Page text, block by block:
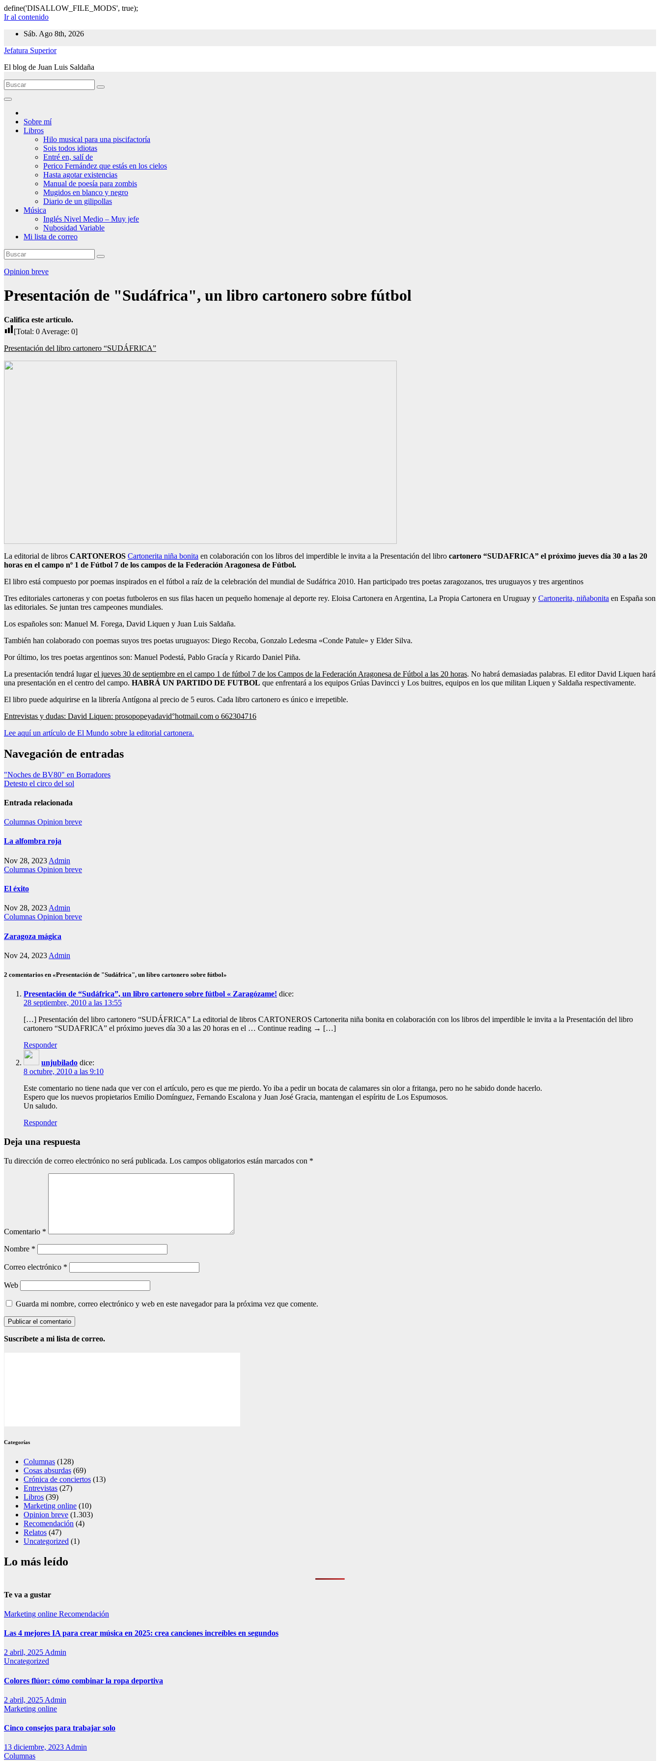
define('DISALLOW_FILE_MODS', true);
Ir al contenido
Sáb. Ago 8th, 2026
Jefatura Superior
El blog de Juan Luis Saldaña
Sobre mí
Libros
Hilo musical para una piscifactoría
Sois todos idiotas
Entré en, salí de
Perico Fernández que estás en los cielos
Hasta agotar existencias
Manual de poesía para zombis
Mugidos en blanco y negro
Diario de un gilipollas
Música
Inglés Nivel Medio – Muy jefe
Nubosidad Variable
Mi lista de correo
Opinion breve
Presentación de "Sudáfrica", un libro cartonero sobre fútbol
Califica este artículo.
[Total: 0 Average: 0]
Presentación del libro cartonero “SUDÁFRICA”
La editorial de libros CARTONEROS Cartonerita niña bonita en colaboración con los libros del imperdible le invita a la Presentación del libro cartonero “SUDAFRICA” el próximo jueves día 30 a las 20
horas en el campo nº 1 de Fútbol 7 de los campos de la Federación Aragonesa de Fútbol.
El libro está compuesto por poemas inspirados en el fútbol a raíz de la celebración del mundial de Sudáfrica 2010. Han participado tres poetas zaragozanos, tres uruguayos y tres argentinos
Tres editoriales cartoneras y con poetas futboleros en sus filas hacen un pequeño homenaje al deporte rey. Eloisa Cartonera en Argentina, La Propia Cartonera en Uruguay y Cartonerita, niñabonita en España son
las editoriales. Se juntan tres campeones mundiales.
Los españoles son: Manuel M. Forega, David Liquen y Juan Luis Saldaña.
También han colaborado con poemas suyos tres poetas uruguayos: Diego Recoba, Gonzalo Ledesma «Conde Patule» y Elder Silva.
Por último, los tres poetas argentinos son: Manuel Podestá, Pablo Gracía y Ricardo Daniel Piña.
La presentación tendrá lugarel jueves 30 de septiembre en el campo 1 de fútbol 7 de los Campos de la Federación Aragonesa de Fútbol a las 20 horas. No habrá demasiadas palabras. El editor David Liquen hará
una presentación en el centro del campo. HABRÁ UN PARTIDO DE FUTBOL que enfrentará a los equipos Grúas Davincci y Los buitres, equipos en los que militan Liquen y Saldaña respectivamente.
El libro puede adquirirse en la librería Antígona al precio de 5 euros. Cada libro cartonero es único e irrepetible.
Entrevistas y dudas: David Liquen: prosopopeyadavid°hotmail.com o 662304716
Lee aquí un artículo de El Mundo sobre la editorial cartonera.
Navegación de entradas
"Noches de BV80" en Borradores
Detesto el circo del sol
Entrada relacionada
Columnas Opinion breve
La alfombra roja
Nov 28, 2023 Admin
Columnas Opinion breve
El éxito
Nov 28, 2023 Admin
Columnas Opinion breve
Zaragoza mágica
Nov 24, 2023 Admin
2 comentarios en «Presentación de "Sudáfrica", un libro cartonero sobre fútbol»
Presentación de “Sudáfrica”, un libro cartonero sobre fútbol « Zaragózame! dice:
28 septiembre, 2010 a las 13:55
[…] Presentación del libro cartonero “SUDÁFRICA” La editorial de libros CARTONEROS Cartonerita niña bonita en colaboración con los libros del imperdible le invita a la Presentación del libro
cartonero “SUDAFRICA” el próximo jueves día 30 a las 20 horas en el … Continue reading → […]
Responder
unjubilado dice:
8 octubre, 2010 a las 9:10
Este comentario no tiene nada que ver con el artículo, pero es que me pierdo. Yo iba a pedir un bocata de calamares sin olor a fritanga, pero no he sabido donde hacerlo.
Espero que los nuevos propietarios Emilio Domínguez, Fernando Escalona y Juan José Gracia, mantengan el espíritu de Los Espumosos.
Un saludo.
Responder
Deja una respuesta
Tu dirección de correo electrónico no será publicada. Los campos obligatorios están marcados con *
Comentario *
Nombre *
Correo electrónico *
Web
Guarda mi nombre, correo electrónico y web en este navegador para la próxima vez que comente.
Suscríbete a mi lista de correo.
Categorías
Columnas (128)
Cosas absurdas (69)
Crónica de conciertos (13)
Entrevistas (27)
Libros (39)
Marketing online (10)
Opinion breve (1.303)
Recomendación (4)
Relatos (47)
Uncategorized (1)
Lo más leído
Te va a gustar
Marketing online Recomendación
Las 4 mejores IA para crear música en 2025: crea canciones increíbles en segundos
2 abril, 2025Admin
Uncategorized
Colores flúor: cómo combinar la ropa deportiva
2 abril, 2025 Admin
Marketing online
Cinco consejos para trabajar solo
13 diciembre, 2023Admin
Columnas